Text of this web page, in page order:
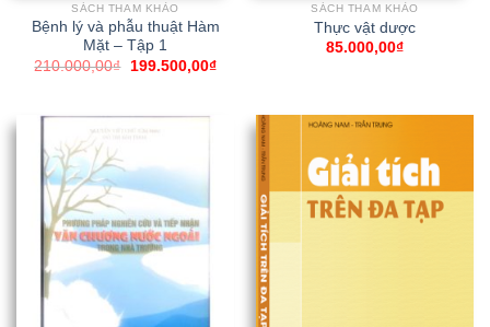
SÁCH THAM KHẢO
Bệnh lý và phẫu thuật Hàm
Mặt – Tập 1
210.000,00₫ 199.500,00₫
SÁCH THAM KHẢO
Thực vật dược
85.000,00₫